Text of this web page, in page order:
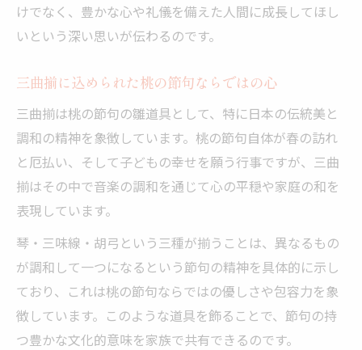
けでなく、豊かな心や礼儀を備えた人間に成長してほし
いという深い思いが伝わるのです。
三曲揃に込められた桃の節句ならではの心
三曲揃は桃の節句の雛道具として、特に日本の伝統美と
調和の精神を象徴しています。桃の節句自体が春の訪れ
と厄払い、そして子どもの幸せを願う行事ですが、三曲
揃はその中で音楽の調和を通じて心の平穏や家庭の和を
表現しています。
琴・三味線・胡弓という三種が揃うことは、異なるもの
が調和して一つになるという節句の精神を具体的に示し
ており、これは桃の節句ならではの優しさや包容力を象
徴しています。このような道具を飾ることで、節句の持
つ豊かな文化的意味を家族で共有できるのです。